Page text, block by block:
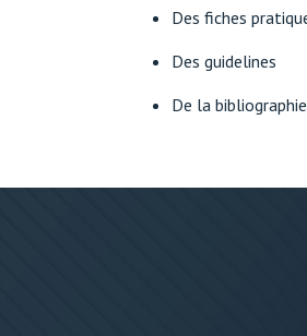
Des fiches
Des guidelines
De la bibliographie